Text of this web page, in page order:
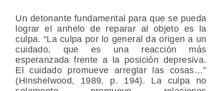
Un detonante fundamental para que se pueda
lograr el anhelo de reparar al objeto es la
culpa. “La culpa por lo general da origen a un
cuidado, que es una reacción más
esperanzada frente a la posición depresiva.
El cuidado promueve arreglar las cosas…”
(Hinshelwood, 1989, p. 194). La culpa no